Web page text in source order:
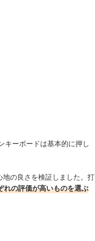
キーボードは基本的に押し
の良さを検証しました。打
れの評価が高いものを選ぶ